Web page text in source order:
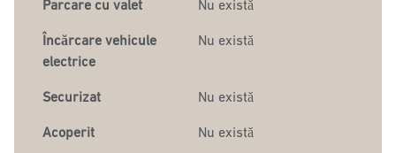
Parcare cu valet Nu există
Încărcare vehicule
electrice
Nu există
Securizat Nu există
Acoperit Nu există